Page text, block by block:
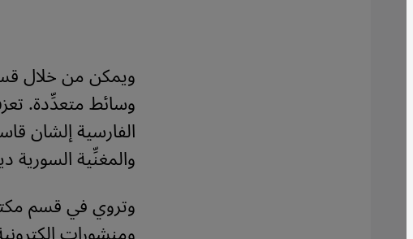
وسائط متعدِّدة.
والمغنِّية السورية
وتروي في قسم